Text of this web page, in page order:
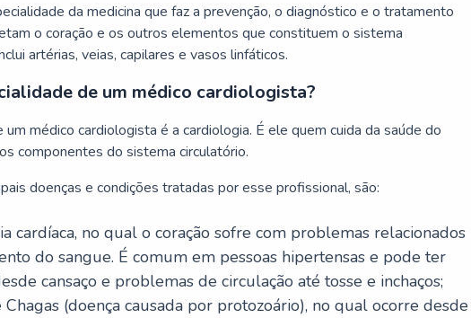
da medicina que faz a prevenção, o diagnóstico e o tratamento
o coração e os outros elementos que constituem o sistema
artérias, veias, capilares e vasos linfáticos.
de um médico cardiologista?
médico cardiologista é a cardiologia. É ele quem cuida da saúde do
componentes do sistema circulatório.
doenças e condições tratadas por esse profissional, são:
cardíaca, no qual o coração sofre com problemas relacionados
do sangue. É comum em pessoas hipertensas e pode ter
cansaço e problemas de circulação até tosse e inchaços;
Chagas (doença causada por protozoário), no qual ocorre desde